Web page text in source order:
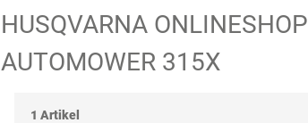
HUSQVARNA ONLINESHOP
AUTOMOWER 315X
1 Artikel